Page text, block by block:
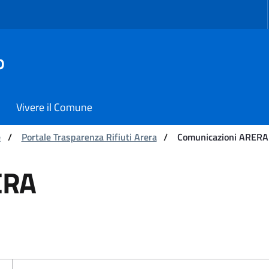
Vivere il Comune
/ Portale Trasparenza Rifiuti Arera / Comunicazioni ARERA
di Carmiano